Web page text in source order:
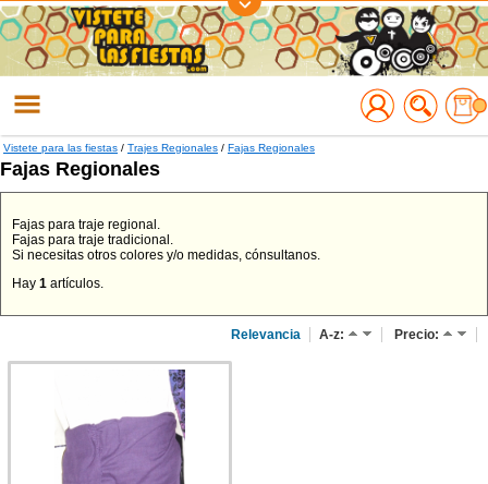
Regístrate
Accede
Vistete para las fiestas / Trajes Regionales / Fajas Regionales
Fajas Regionales
Fajas para traje regional.
Fajas para traje tradicional.
Si necesitas otros colores y/o medidas, cónsultanos.
Hay 1 artículos.
Relevancia A-z: Precio: